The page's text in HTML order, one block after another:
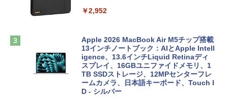
￥2,952
Apple 2026 MacBook Air M5チップ搭載
13インチノートブック：AIとApple Intell
igence、13.6インチLiquid Retinaディ
スプレイ、16GBユニファイドメモリ、1
TB SSDストレージ、12MPセンターフレ
ームカメラ、日本語キーボード、Touch I
D - シルバー